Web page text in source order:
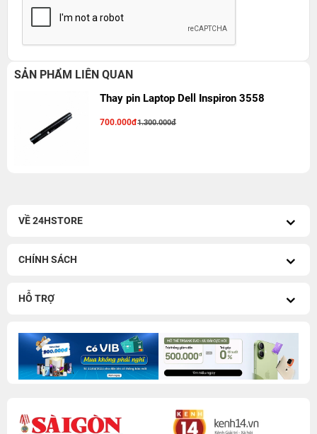
SẢN PHẨM LIÊN QUAN
Thay pin Laptop Dell Inspiron 3558
700.000đ1.300.000đ
VỀ 24HSTORE
CHÍNH SÁCH
HỖ TRỢ